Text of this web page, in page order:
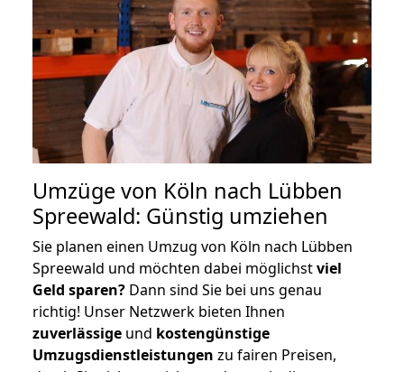
Umzüge von Köln nach Lübben
Spreewald: Günstig umziehen
Sie planen einen Umzug von Köln nach Lübben
Spreewald und möchten dabei möglichstviel
Geld sparen? Dann sind Sie bei uns genau
richtig! Unser Netzwerk bieten Ihnen
zuverlässige und kostengünstige
Umzugsdienstleistungen zu fairen Preisen,